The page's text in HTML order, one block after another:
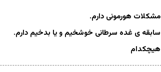
مشکلات هورمونی دارم.
سابقه ی غده سرطانی خوشخیم و یا بدخیم دارم.
هیچکدام